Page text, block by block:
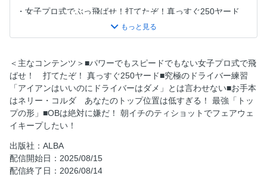
女子プロ式でぶっ飛ばせ！打てたぞ！真っすぐ250ヤード
【原因別に直す】 スライスレッスン
「アイアンはいいのにドライバーはダメ」とは言わせない
あなたのトップ位置は低すぎる 最強「トップの形」
ドッグレッグホール 無難に乗り切る！
ぶつけるの？ 乗せるの？“風の読み方”が知りたい！
朝イチのティショットでフェアウェイキープしたい！
次号予告
＜主なコンテンツ＞■パワーでもスピードでもない女子プロ式で飛
ばせ！ 打てたぞ！ 真っすぐ250ヤード■究極のドライバー練習
「アイアンはいいのにドライバーはダメ」とは言わせない■お手本
はネリー・コルダ あなたのトップ位置は低すぎる！ 最強「トッ
プの形」■OBは絶対に嫌だ！ 朝イチのティショットでフェアウェ
イキープしたい！
出版社：ALBA
配信開始日：2025/08/15
配信終了日：2026/08/14